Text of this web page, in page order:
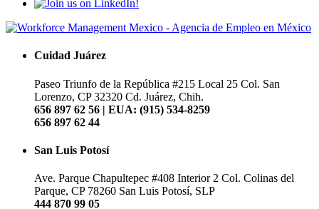
Cuidad Juárez
Paseo Triunfo de la República #215 Local 25 Col. San
Lorenzo, CP 32320 Cd. Juárez, Chih.
656 897 62 56 | EUA: (915) 534-8259
656 897 62 44
San Luis Potosí
Ave. Parque Chapultepec #408 Interior 2 Col. Colinas del
Parque, CP 78260 San Luis Potosí, SLP
444 870 99 05